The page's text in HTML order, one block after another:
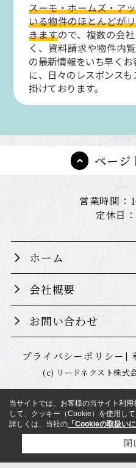
スーモ・ホームズ・ア
いる物件のほとんどが
きますので、複数の会
く、資料請求や物件内
の最新情報をいち早く
に、日々のレスポンス
掛けております。
ページ
営業時間：
定休日
ホーム
会社概要
お問い合わせ
プライバシーポリシー
(c) リードネクスト株
当サイトでは、お客様の当サイト利
して、クッキー（Cookie）を使用して
詳しくは、当社の 「Cookieの取扱い
閉